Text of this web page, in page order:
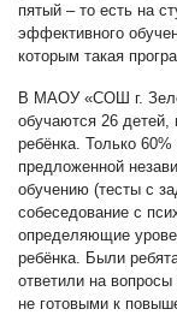
пятый – то есть на
эффективного
которым такая
В МАОУ «СОШ г.
обучаются 26 детей,
ребёнка. Только
предложенной
обучению (тесты с
собеседование с
определяющие
ребёнка. Были
ответили на
не готовыми к